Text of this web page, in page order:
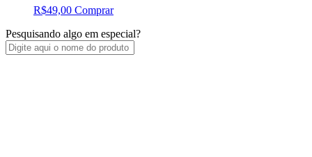
R$49,00 Comprar
Pesquisando algo em especial?